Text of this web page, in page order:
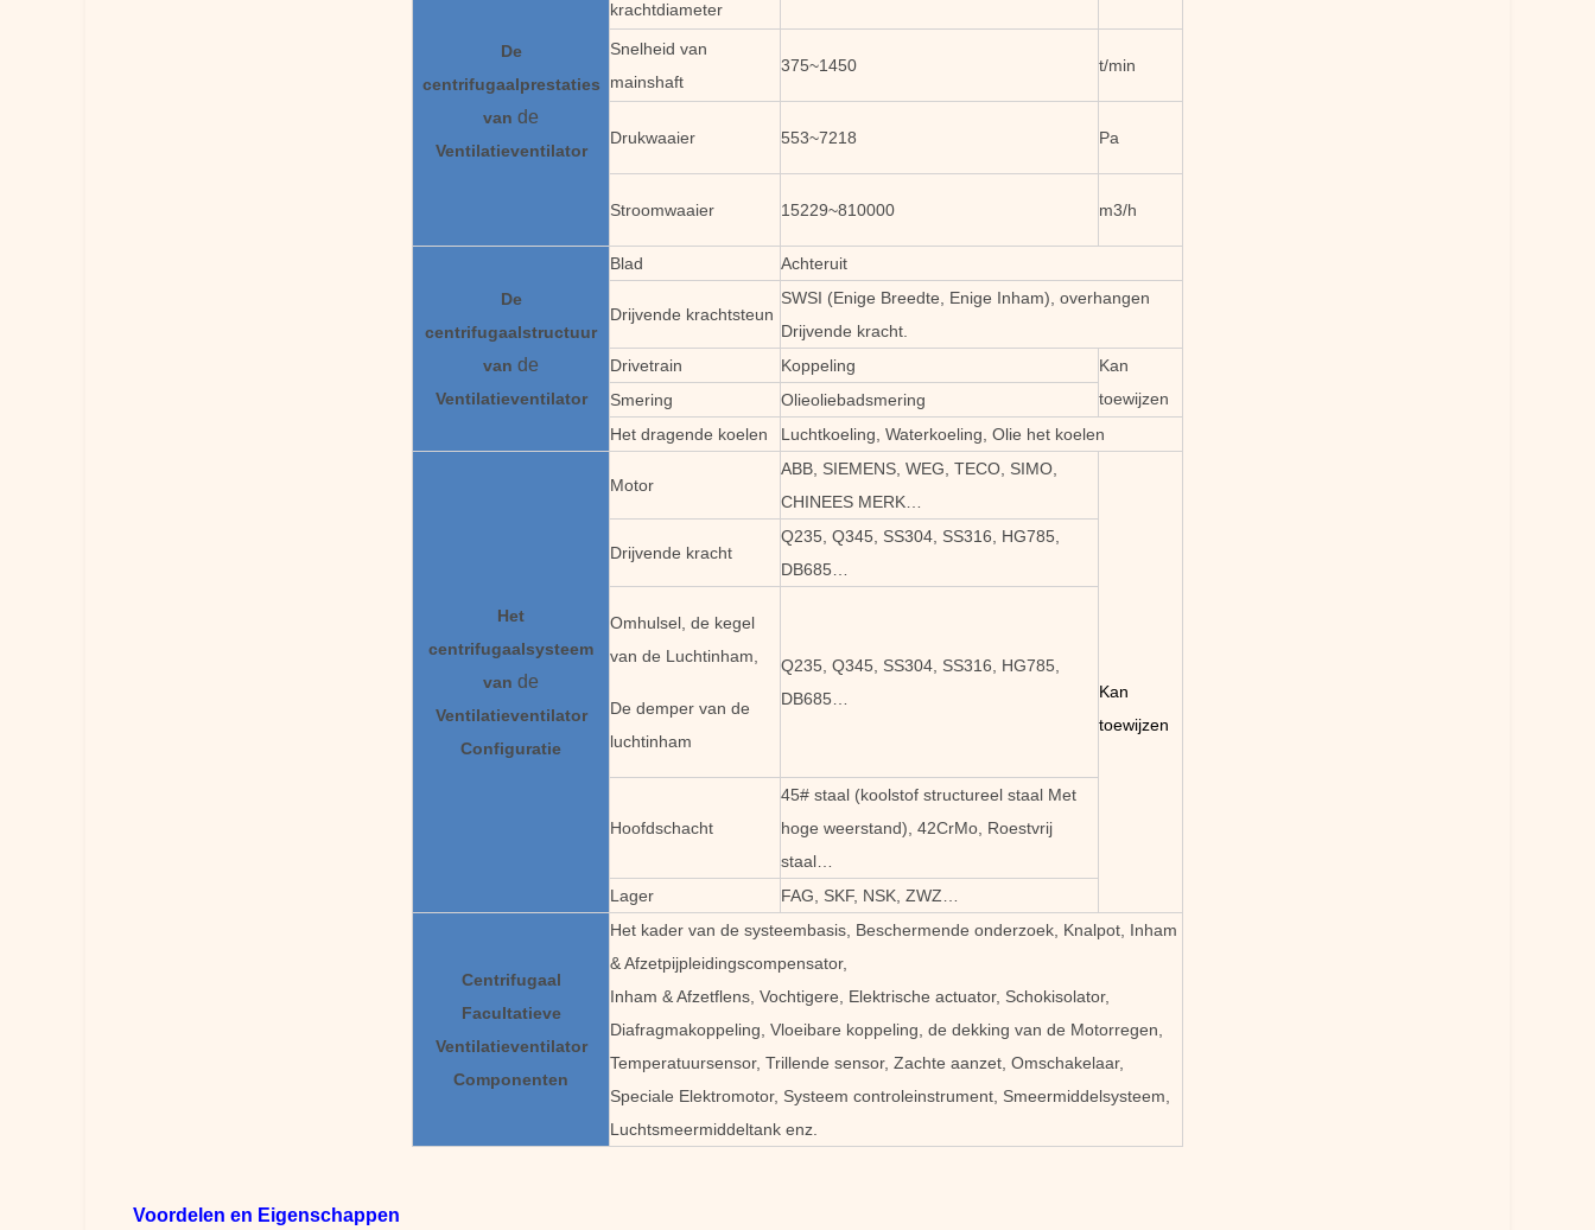
De
centrifugaalprestaties
van de
Ventilatieventilator
krachtdiameter
Snelheid van
mainshaft
375~1450 t/min
Drukwaaier 553~7218 Pa
Stroomwaaier 15229~810000 m3/h
De
centrifugaalstructuur
van de
Ventilatieventilator
Blad Achteruit
Drijvende krachtsteun
SWSI (Enige Breedte, Enige Inham), overhangen
Drijvende kracht.
Drivetrain
Koppeling
Kan
toewijzen
Smering
Olieoliebadsmering
Het dragende koelen
Luchtkoeling, Waterkoeling, Olie het koelen
Het
centrifugaalsysteem
van de
Ventilatieventilator
Configuratie
Motor
ABB, SIEMENS, WEG, TECO, SIMO,
CHINEES MERK…
Kan
toewijzen
Drijvende kracht
Q235, Q345, SS304, SS316, HG785,
DB685…
Omhulsel, de kegel
van de Luchtinham,
De demper van de
luchtinham
Q235, Q345, SS304, SS316, HG785,
DB685…
Hoofdschacht
45# staal (koolstof structureel staal Met
hoge weerstand), 42CrMo, Roestvrij
staal…
Lager
FAG, SKF, NSK, ZWZ…
Centrifugaal
Facultatieve
Ventilatieventilator
Componenten
Het kader van de systeembasis, Beschermende onderzoek, Knalpot, Inham
& Afzetpijpleidingscompensator,
Inham & Afzetflens, Vochtigere, Elektrische actuator, Schokisolator,
Diafragmakoppeling, Vloeibare koppeling, de dekking van de Motorregen,
Temperatuursensor, Trillende sensor, Zachte aanzet, Omschakelaar,
Speciale Elektromotor, Systeem controleinstrument, Smeermiddelsysteem,
Luchtsmeermiddeltank enz.
Voordelen en Eigenschappen